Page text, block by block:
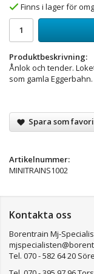
Finns i lager för
Produktbeskrivning:
Ånlok och tender.
som gamla Eggerbahn.
Spara som
Artikelnummer:
MINITRAINS1002
Kontakta oss
Borentrain Mj-
Tel. 070 - 582 64 20